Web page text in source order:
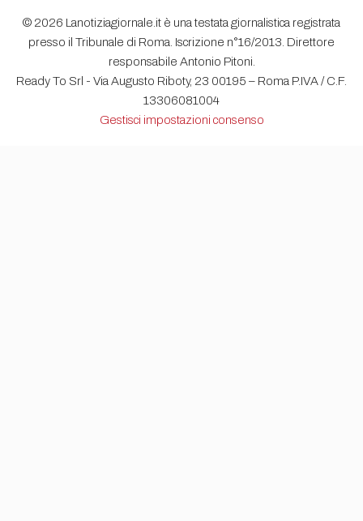
© 2026 Lanotiziagiornale.it è una testata giornalistica registrata
presso il Tribunale di Roma. Iscrizione n°16/2013. Direttore
responsabile Antonio Pitoni.
Ready To Srl - Via Augusto Riboty, 23 00195 – Roma P.IVA / C.F.
13306081004
Gestisci impostazioni consenso